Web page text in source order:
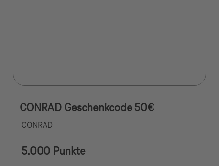
CONRAD Geschenkcode 50€
CONRAD
5.000 Punkte